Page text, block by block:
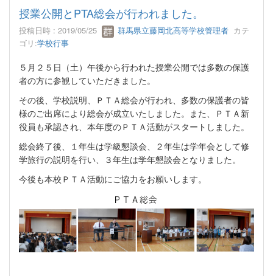
授業公開とPTA総会が行われました。
投稿日時 : 2019/05/25 群馬県立藤岡北高等学校管理者 カテ
ゴリ:学校行事
５月２５日（土）午後から行われた授業公開では多数の保護
者の方に参観していただきました。
その後、学校説明、ＰＴＡ総会が行われ、多数の保護者の皆
様のご出席により総会が成立いたしました。また、ＰＴＡ新
役員も承認され、本年度のＰＴＡ活動がスタートしました。
総会終了後、１年生は学級懇談会、２年生は学年会として修
学旅行の説明を行い、３年生は学年懇談会となりました。
今後も本校ＰＴＡ活動にご協力をお願いします。